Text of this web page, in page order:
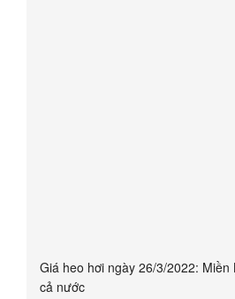
Giá heo hơi ngày 26/3/2022: Miền
cả nước